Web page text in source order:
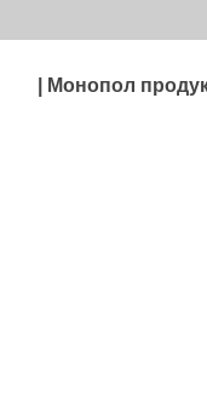
| Монопол